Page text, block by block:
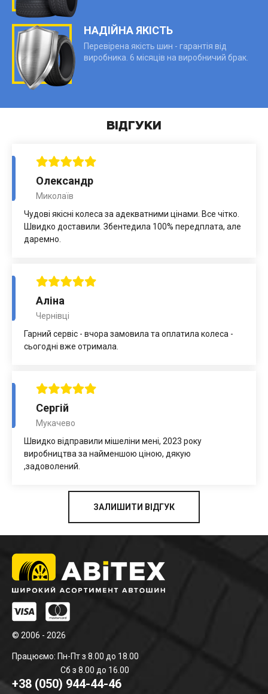
НАДІЙНА ЯКІСТЬ
Перевірена якість шин - гарантія від
виробника. 6 місяців на виробничий брак.
ВІДГУКИ
Олександр
Миколаїв
Чудові якісні колеса за адекватними цінами. Все чітко.
Швидко доставили. Збентедила 100% передплата, але
даремно.
Аліна
Чернівці
Гарний сервіс - вчора замовила та оплатила колеса -
сьогодні вже отримала.
Сергій
Мукачево
Швидко відправили мішеліни мені, 2023 року
виробництва за найменшою ціною, дякую
,задоволений.
ЗАЛИШИТИ ВІДГУК
© 2006 - 2026
Працюємо: Пн-Пт з 8.00 до 18.00
Сб з 8.00 до 16.00
+38 (050) 944-44-46